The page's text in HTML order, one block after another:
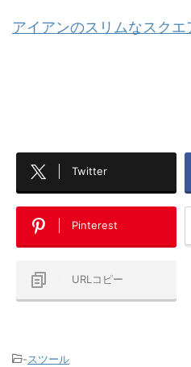
アイアンのスリムなスクエ
Twitter
Pinterest
URLコピー
-スツール